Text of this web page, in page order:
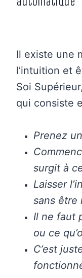
Il existe une
l’intuition et
Soi
qui consiste
Prenez
surgit à
Laisser
sans être
Il ne faut
ou ce
C’est